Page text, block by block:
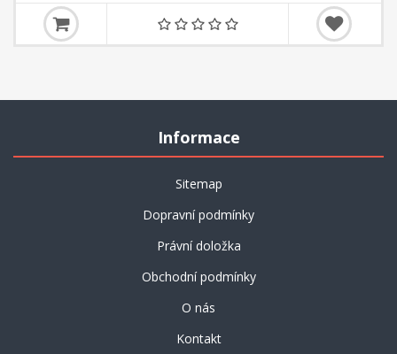
Informace
Sitemap
Dopravní podmínky
Právní doložka
Obchodní podmínky
O nás
Kontakt